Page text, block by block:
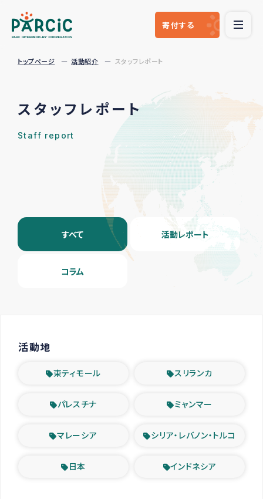
寄付する
トップページ 活動紹介 スタッフレポート
スタッフレポート
Staff report
すべて 活動レポート
コラム
活動地
東ティモール スリランカ
パレスチナ ミャンマー
マレーシア シリア・レバノン・トルコ
日本 インドネシア